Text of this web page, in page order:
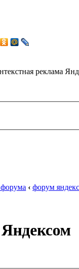
реклама
‹ форум